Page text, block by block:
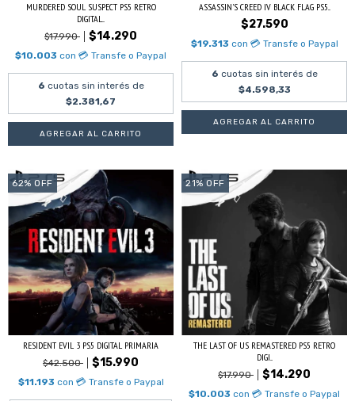
MURDERED SOUL SUSPECT PS5 RETRO
DIGITAL...
$17.990 $14.290
$10.003 con 💳 Transfe o Paypal
6 cuotas sin interés de
$2.381,67
ASSASSIN'S CREED IV BLACK FLAG PS5...
$27.590
$19.313 con 💳 Transfe o Paypal
6 cuotas sin interés de
$4.598,33
62% OFF
RESIDENT EVIL 3 PS5 DIGITAL PRIMARIA
$42.500 $15.990
$11.193 con 💳 Transfe o Paypal
21% OFF
THE LAST OF US REMASTERED PS5 RETRO
DIGI...
$17.990 $14.290
$10.003 con 💳 Transfe o Paypal